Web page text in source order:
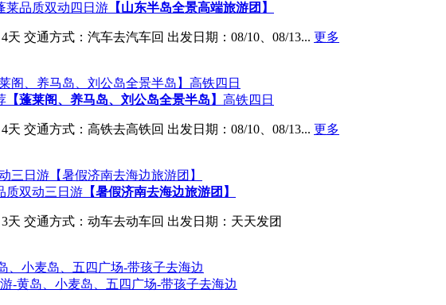
莱品质双动四日游 【山东半岛全景高端旅游团】
天 交通方式：汽车去汽车回 出发日期：08/10、08/13... 更多
【蓬莱阁、养马岛、刘公岛全景半岛】 高铁四日
天 交通方式：高铁去高铁回 出发日期：08/10、08/13... 更多
质双动三日游 【暑假济南去海边旅游团】
天 交通方式：动车去动车回 出发日期：天天发团
-黄岛、小麦岛、五四广场-带孩子去海边